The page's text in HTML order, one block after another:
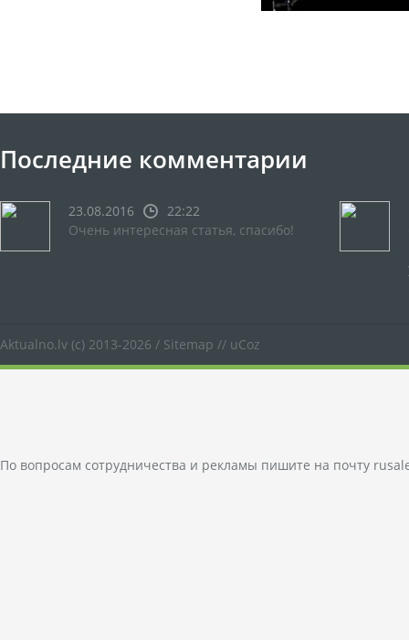
Последние комментарии
23.08.2016
22:22
Очень интересная статья, спасибо!
Aktualno.lv (c) 2013-2026 / Sitemap // uCoz
По вопросам сотрудничества и рекламы пишите на почту